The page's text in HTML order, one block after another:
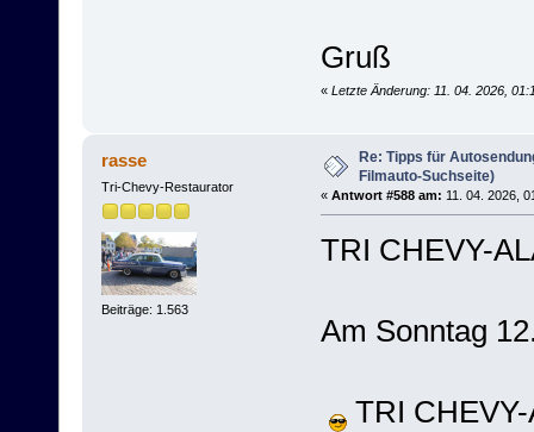
Gruß
« Letzte Änderung: 11. 04. 2026,
rasse
Tri-Chevy-Restaurator
Beiträge: 1.563
Re: Tipps für
Filmauto-Suchseite)
« Antwort #588 am: 11. 04. 2026,
TRI CHEVY-
Am Sonntag
TRI CHEVY-